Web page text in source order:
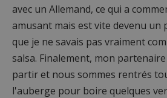
avec un Allemand, ce qui a
amusant mais est vite devenu
que je ne savais pas vraiment
salsa. Finalement, mon
partir et nous sommes rentrés
l'auberge pour boire quelques